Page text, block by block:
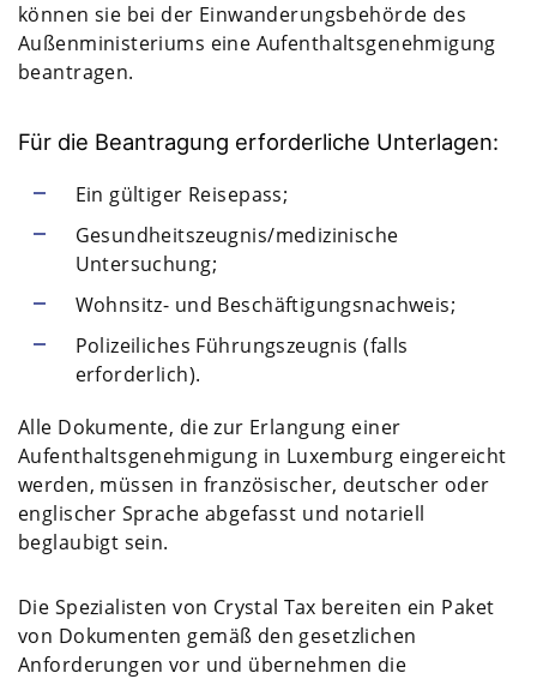
können sie bei der Einwanderungsbehörde des
Außenministeriums eine Aufenthaltsgenehmigung
beantragen.
Für die Beantragung erforderliche Unterlagen:
Ein gültiger Reisepass;
Gesundheitszeugnis/medizinische
Untersuchung;
Wohnsitz- und Beschäftigungsnachweis;
Polizeiliches Führungszeugnis (falls
erforderlich).
Alle Dokumente, die zur Erlangung einer
Aufenthaltsgenehmigung in Luxemburg eingereicht
werden, müssen in französischer, deutscher oder
englischer Sprache abgefasst und notariell
beglaubigt sein.
Die Spezialisten von Crystal Tax bereiten ein Paket
von Dokumenten gemäß den gesetzlichen
Anforderungen vor und übernehmen die